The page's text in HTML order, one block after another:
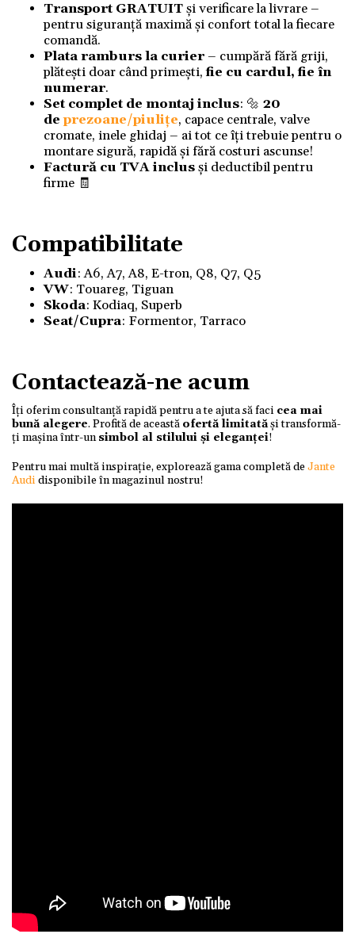
Transport GRATUITși verificare la livrare –
pentru siguranță maximă și confort total la fiecare
comandă.
Plata ramburs la curier– cumpără fără griji,
plătești doar când primești,fie cu cardul, fie în
numerar.
Set complet de montaj inclus: 🔩 20
deprezoane/piulițe, capace centrale, valve
cromate, inele ghidaj – ai tot ce îți trebuie pentru o
montare sigură, rapidă și fără costuri ascunse!
Factură cu TVA inclusși deductibil pentru
firme 🧾
Compatibilitate
Audi: A6, A7, A8, E-tron, Q8, Q7, Q5
VW: Touareg, Tiguan
Skoda: Kodiaq, Superb
Seat/Cupra: Formentor, Tarraco
Contactează-ne acum
Îți oferim consultanță rapidă pentru a te ajuta să faci cea mai
bună alegere. Profită de această ofertă limitatăși transformă-
ți mașina într-unsimbol al stilului și eleganței!
Pentru mai multă inspirație, explorează gama completă deJante
Audi disponibile în magazinul nostru!